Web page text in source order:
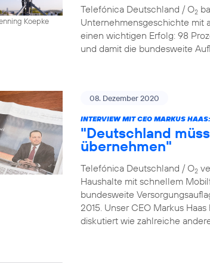
Koepke
Telefónica Deutschland / O2
Unternehmensgeschichte mit
einen wichtigen Erfolg: 98
und damit die bundesweite
08. Dezember 2020
INTERVIEW MIT CEO MARKUS HAAS:
"Deutschland
übernehmen"
Telefónica Deutschland / O2
Haushalte mit schnellem
bundesweite
2015. Unser CEO Markus
diskutiert wie zahlreiche